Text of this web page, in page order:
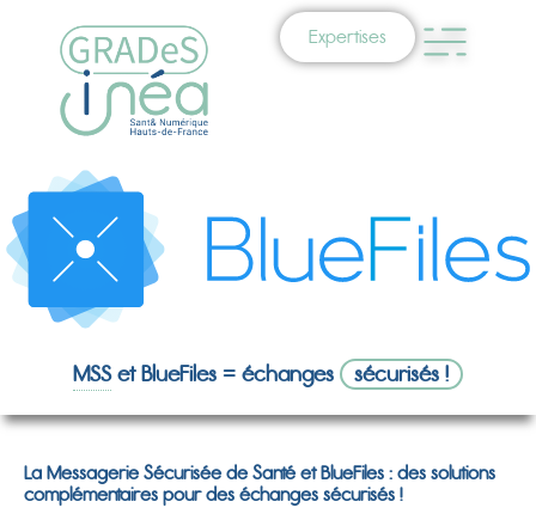
Expertises
MSSet BlueFiles = échanges sécurisés !
La Messagerie Sécurisée de Santé et BlueFiles : des solutions
complémentaires pour des échanges sécurisés !